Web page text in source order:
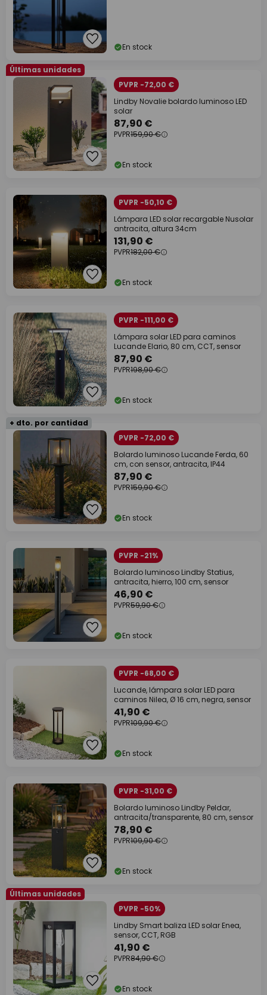
En stock
Últimas unidades
PVPR -72,00 €
Lindby Novalie bolardo luminoso LED
solar
87,90 €
PVPR159,90 €
En stock
PVPR -50,10 €
Lámpara LED solar recargable Nusolar
antracita, altura 34cm
131,90 €
PVPR182,00 €
En stock
PVPR -111,00 €
Lámpara solar LED para caminos
Lucande Elario, 80 cm, CCT, sensor
87,90 €
PVPR198,90 €
En stock
+ dto. por cantidad
PVPR -72,00 €
Bolardo luminoso Lucande Ferda, 60
cm, con sensor, antracita, IP44
87,90 €
PVPR159,90 €
En stock
PVPR -21%
Bolardo luminoso Lindby Statius,
antracita, hierro, 100 cm, sensor
46,90 €
PVPR59,90 €
En stock
PVPR -68,00 €
Lucande, lámpara solar LED para
caminos Nilea, Ø 16 cm, negra, sensor
41,90 €
PVPR109,90 €
En stock
PVPR -31,00 €
Bolardo luminoso Lindby Peldar,
antracita/transparente, 80 cm, sensor
78,90 €
PVPR109,90 €
En stock
Últimas unidades
PVPR -50%
Lindby Smart baliza LED solar Enea,
sensor, CCT, RGB
41,90 €
PVPR84,90 €
En stock